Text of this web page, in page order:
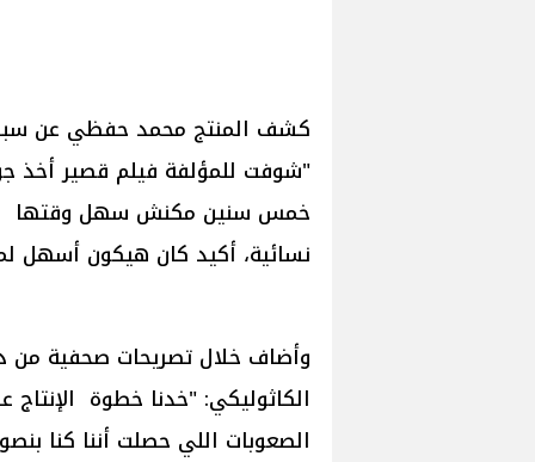
كشف المنتج محمد حفظي عن سبب
"شوفت للمؤلفة فيلم قصير أخذ
خمس سنين مكنش سهل وقتها
نسائية، أكيد كان هيكون أسهل
وأضاف خلال تصريحات صحفية من
الكاثوليكي: "خدنا خطوة
الصعوبات اللي حصلت أننا كنا